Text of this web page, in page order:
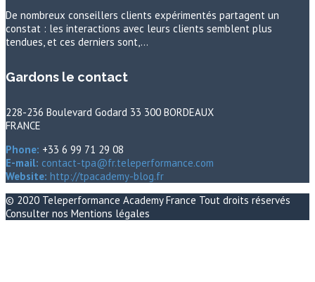
De nombreux conseillers clients expérimentés partagent un
constat : les interactions avec leurs clients semblent plus
tendues, et ces derniers sont,…
Gardons le contact
228-236 Boulevard Godard 33 300 BORDEAUX
FRANCE
Phone: +33 6 99 71 29 08
E-mail: contact-tpa@fr.teleperformance.com
Website: http://tpacademy-blog.fr
© 2020 Teleperformance Academy France Tout droits réservés
Consulter nos Mentions légales